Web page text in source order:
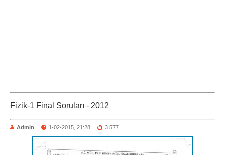
Fizik-1 Final Soruları - 2012
Admin 1-02-2015, 21:28 3 577